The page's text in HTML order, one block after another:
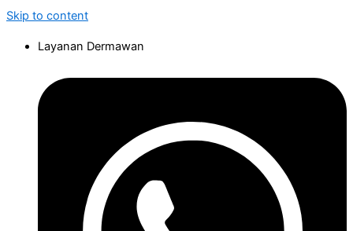
Skip to content
Layanan Dermawan